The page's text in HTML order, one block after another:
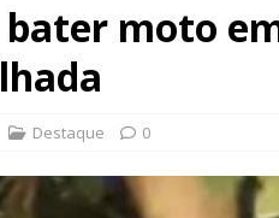
moto
Destaque 0